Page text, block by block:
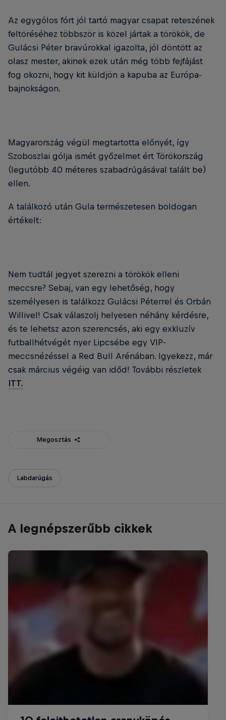
Az egygólos fórt jól tartó magyar csapat reteszének
feltöréséhez többször is közel jártak a törökök, de
Gulácsi Péter bravúrokkal igazolta, jól döntött az
olasz mester, akinek ezek után még több fejfájást
fog okozni, hogy kit küldjön a kapuba az Európa-
bajnokságon.
Magyarország végül megtartotta előnyét, így
Szoboszlai gólja ismét győzelmet ért Törökország
(legutóbb 40 méteres szabadrúgásával talált be)
ellen.
A találkozó után Gula természetesen boldogan
értékelt:
Nem tudtál jegyet szerezni a törökök elleni
meccsre? Sebaj, van egy lehetőség, hogy
személyesen is találkozz Gulácsi Péterrel és Orbán
Willivel! Csak válaszolj helyesen néhány kérdésre,
és te lehetsz azon szerencsés, aki egy exkluzív
futballhétvégét nyer Lipcsébe egy VIP-
meccsnézéssel a Red Bull Arénában. Igyekezz, már
csak március végéig van időd! További részletek
ITT.
Megosztás
Labdarúgás
A legnépszerűbb cikkek